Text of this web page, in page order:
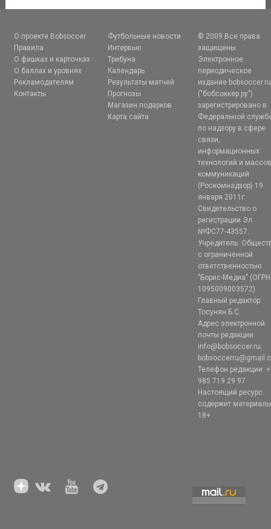
О проекте Bobsoccer
Правила
О фишках и карточках
О баллах и уровнях
Рекламодателям
Контакты
Футбольные новости
Интервью
Трибуна
Календарь
Результаты матчей
Прогнозы
Магазин подарков
Карта сайта
© 2009 Все права
защищены.
Электронное
периодическое
издание bobsoccer.ru
("бобсоккер.ру")
зарегистрировано в
Федеральной
по надзору в сфере
связи,
информационных
технологий и
коммуникаций
(Роскомнадзор) 19
января 2011г.
Свидетельство о
регистрации Эл
№ФС77-43557.
Учредитель:
с ограниченной
ответственностью
"Борис-Медиа" (ОГРН
1095009003572)
Главный редактор:
Тосунян Б.С.
Адрес электронной
почты редакции:
info@bobsoccer.ru;
Телефон редакции:
985 719 29 97
Настоящий ресурс
содержит
18+